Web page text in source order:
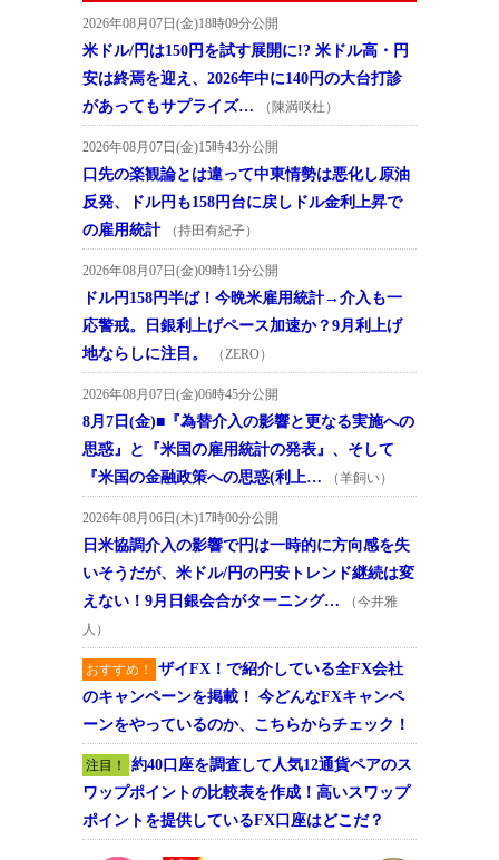
2026年08月07日(金)18時09分公開
米ドル/円は150円を試す展開に!? 米ドル高・円
安は終焉を迎え、2026年中に140円の大台打診
があってもサプライズ…
（陳満咲杜）
2026年08月07日(金)15時43分公開
口先の楽観論とは違って中東情勢は悪化し原油
反発、ドル円も158円台に戻しドル金利上昇で
の雇用統計
（持田有紀子）
2026年08月07日(金)09時11分公開
ドル円158円半ば！今晩米雇用統計→介入も一
応警戒。日銀利上げペース加速か？9月利上げ
地ならしに注目。
（ZERO）
2026年08月07日(金)06時45分公開
8月7日(金)■『為替介入の影響と更なる実施への
思惑』と『米国の雇用統計の発表』、そして
『米国の金融政策への思惑(利上…
（羊飼い）
2026年08月06日(木)17時00分公開
日米協調介入の影響で円は一時的に方向感を失
いそうだが、米ドル/円の円安トレンド継続は変
えない！9月日銀会合がターニング…
（今井雅
人）
おすすめ！
ザイFX！で紹介している全FX会社
のキャンペーンを掲載！ 今どんなFXキャンペ
ーンをやっているのか、こちらからチェック！
注目！
約40口座を調査して人気12通貨ペアのス
ワップポイントの比較表を作成！高いスワップ
ポイントを提供しているFX口座はどこだ？